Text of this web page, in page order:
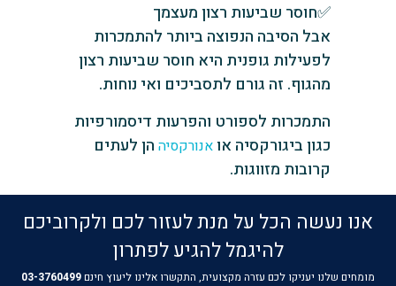
✅חוסר שביעות רצון מעצמך
אבל הסיבה הנפוצה ביותר להתמכרות
לפעילות גופנית היא חוסר שביעות רצון
מהגוף. זה גורם לתסביכים ואי נוחות.
התמכרות לספורט והפרעות דיסמורפיות
כגון ביגורקסיה אואנורקסיה הן לעתים
קרובות מזווגות.
אנו נעשה הכל על מנת לעזור לכם ולקרוביכם
להיגמל להגיע לפתרון
מומחים שלנו יעניקו לכם עזרה מקצועית, התקשרו אלינו ליעוץ חינם03-3760499